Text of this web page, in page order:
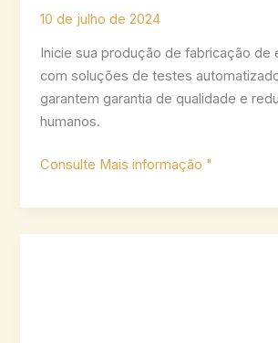
10 de julho de 2024
Inicie sua produção de fabricação de
com soluções de testes
garantem garantia de qualidade e
humanos.
Simplifique
produção
com
Consulte Mais informação "